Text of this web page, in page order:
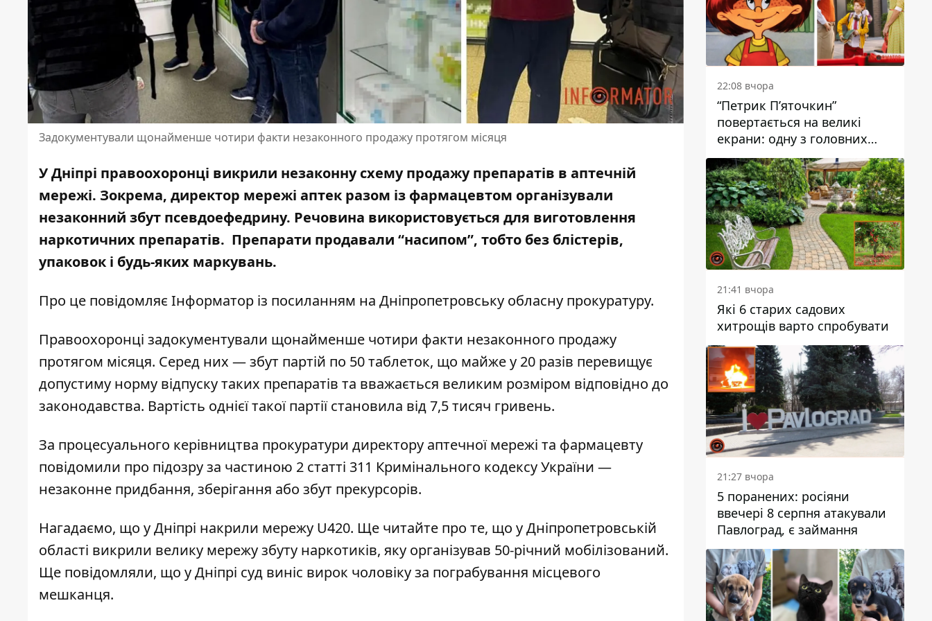
Задокументували щонайменше чотири факти незаконного продажу протягом місяця
У Дніпрі правоохоронці викрили незаконну схему продажу препаратів в аптечній
мережі. Зокрема, директор мережі аптек разом із фармацевтом організували
незаконний збут псевдоефедрину. Речовина використовується для виготовлення
наркотичних препаратів. Препарати продавали “насипом”, тобто без блістерів,
упаковок і будь-яких маркувань.
Про це повідомляє Інформатор із посиланням на Дніпропетровську обласну прокуратуру.
Правоохоронці задокументували щонайменше чотири факти незаконного продажу
протягом місяця. Серед них — збут партій по 50 таблеток, що майже у 20 разів перевищує
допустиму норму відпуску таких препаратів та вважається великим розміром відповідно до
законодавства. Вартість однієї такої партії становила від 7,5 тисяч гривень.
За процесуального керівництва прокуратури директору аптечної мережі та фармацевту
повідомили про підозру за частиною 2 статті 311 Кримінального кодексу України —
незаконне придбання, зберігання або збут прекурсорів.
Нагадаємо, що у Дніпрі накрили мережу U420. Ще читайте про те, що у Дніпропетровській
області викрили велику мережу збуту наркотиків, яку організував 50-річний мобілізований.
Ще повідомляли, що у Дніпрі суд виніс вирок чоловіку за пограбування місцевого
мешканця.
22:08 вчора
“Петрик П’яточкин”
повертається на великі
екрани: одну з головних
ролей зіграє 9-річний
дніпрянин Олександр
Войтеховський
21:41 вчора
Які 6 старих садових
хитрощів варто спробувати
21:27 вчора
5 поранених: росіяни
ввечері 8 серпня атакували
Павлоград, є займання